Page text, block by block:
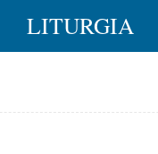
LITURGIA